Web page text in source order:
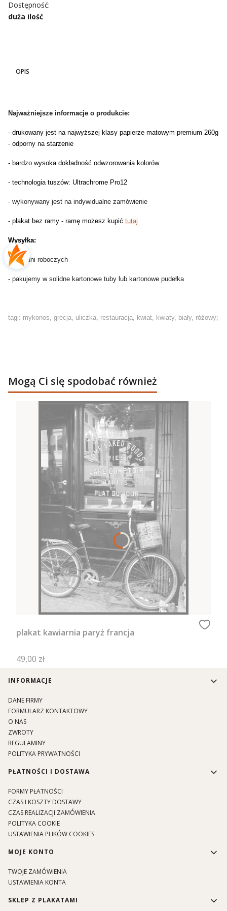
Dostępność:
duża ilość
OPIS
Najważniejsze informacje o produkcie:
- drukowany jest na najwyższej klasy papierze matowym premium 260g
- odporny na starzenie
- bardzo wysoka dokładność odwzorowania kolorów
- technologia tuszów: Ultrachrome Pro12
- wykonywany jest na indywidualne zamówienie
- plakat bez ramy - ramę możesz kupić tutaj
Wysyłka:
- do 2 dni roboczych
- pakujemy w solidne kartonowe tuby lub kartonowe pudełka
tagi: mykonos, grecja, uliczka, restauracja, kwiat, kwiaty, biały, różowy;
Mogą Ci się spodobać również
plakat kawiarnia paryż francja
Cena
49,00 zł
Linki w stopce
INFORMACJE
DANE FIRMY
FORMULARZ KONTAKTOWY
O NAS
ZWROTY
REGULAMINY
POLITYKA PRYWATNOŚCI
PŁATNOŚCI I DOSTAWA
FORMY PŁATNOŚCI
CZAS I KOSZTY DOSTAWY
CZAS REALIZACJI ZAMÓWIENIA
POLITYKA COOKIE
USTAWIENIA PLIKÓW COOKIES
MOJE KONTO
TWOJE ZAMÓWIENIA
USTAWIENIA KONTA
SKLEP Z PLAKATAMI